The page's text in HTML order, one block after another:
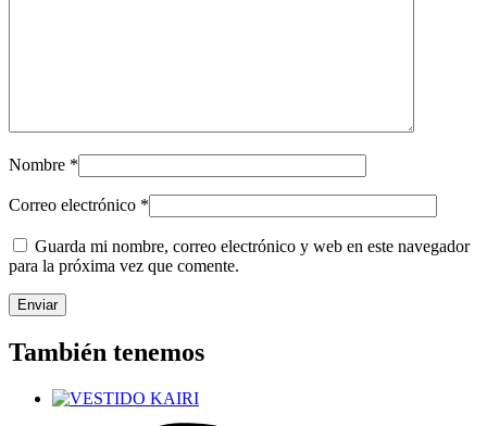
Nombre *
Correo electrónico *
Guarda mi nombre, correo electrónico y web en este navegador
para la próxima vez que comente.
También tenemos